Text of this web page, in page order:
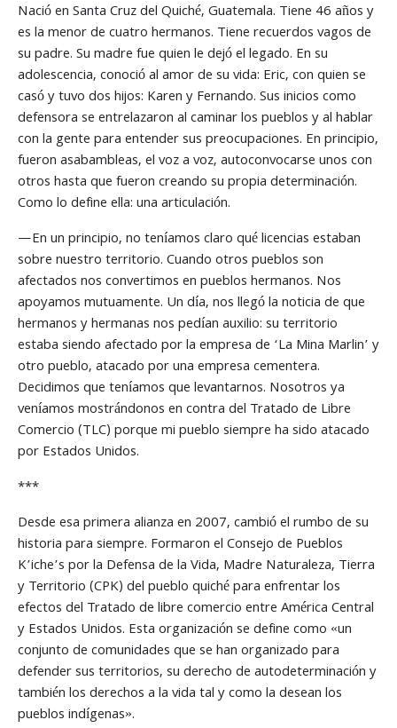
Nació en Santa Cruz del Quiché, Guatemala. Tiene 46 años y
es la menor de cuatro hermanos. Tiene recuerdos vagos de
su padre. Su madre fue quien le dejó el legado. En su
adolescencia, conoció al amor de su vida: Eric, con quien se
casó y tuvo dos hijos: Karen y Fernando. Sus inicios como
defensora se entrelazaron al caminar los pueblos y al hablar
con la gente para entender sus preocupaciones. En principio,
fueron asabambleas, el voz a voz, autoconvocarse unos con
otros hasta que fueron creando su propia determinación.
Como lo define ella: una articulación.
—En un principio, no teníamos claro qué licencias estaban
sobre nuestro territorio. Cuando otros pueblos son
afectados nos convertimos en pueblos hermanos. Nos
apoyamos mutuamente. Un día, nos llegó la noticia de que
hermanos y hermanas nos pedían auxilio: su territorio
estaba siendo afectado por la empresa de ‘La Mina Marlin’ y
otro pueblo, atacado por una empresa cementera.
Decidimos que teníamos que levantarnos. Nosotros ya
veníamos mostrándonos en contra del Tratado de Libre
Comercio (TLC) porque mi pueblo siempre ha sido atacado
por Estados Unidos.
***
Desde esa primera alianza en 2007, cambió el rumbo de su
historia para siempre. Formaron el Consejo de Pueblos
K’iche’s por la Defensa de la Vida, Madre Naturaleza, Tierra
y Territorio (CPK) del pueblo quiché para enfrentar los
efectos del Tratado de libre comercio entre América Central
y Estados Unidos. Esta organización se define como «un
conjunto de comunidades que se han organizado para
defender sus territorios, su derecho de autodeterminación y
también los derechos a la vida tal y como la desean los
pueblos indígenas».